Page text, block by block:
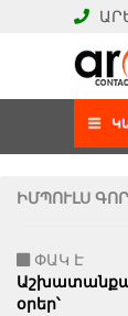
ԻՄՊՈՒԼՍ
ՓԱԿ Է
օրեր՝